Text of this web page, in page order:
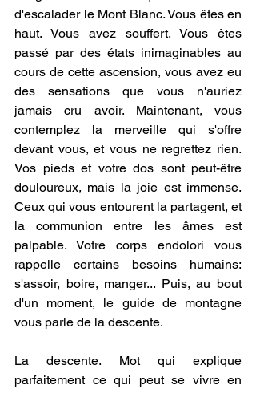
d'escalader le Mont Blanc. Vous êtes en
haut. Vous avez souffert. Vous êtes
passé par des états inimaginables au
cours de cette ascension, vous avez eu
des sensations que vous n'auriez
jamais cru avoir. Maintenant, vous
contemplez la merveille qui s'offre
devant vous, et vous ne regrettez rien.
Vos pieds et votre dos sont peut-être
douloureux, mais la joie est immense.
Ceux qui vous entourent la partagent, et
la communion entre les âmes est
palpable. Votre corps endolori vous
rappelle certains besoins humains:
s'assoir, boire, manger... Puis, au bout
d'un moment, le guide de montagne
vous parle de la descente.
La descente. Mot qui explique
parfaitement ce qui peut se vivre en